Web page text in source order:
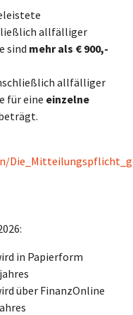
allfälliger
sind mehr als € 900,-
allfälliger
für eine einzelne
in Papierform
über FinanzOnline